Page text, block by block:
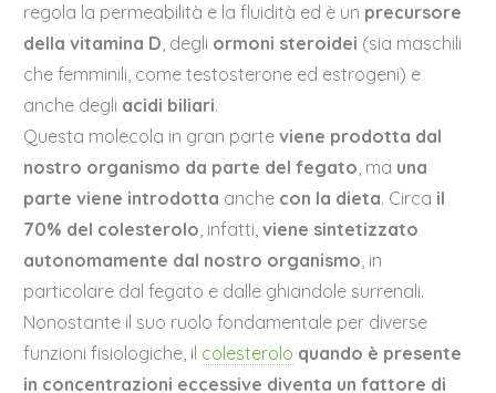
regola la permeabilità e la fluidità ed è un precursore
della vitamina D, degli ormoni steroidei (sia maschili
che femminili, come testosterone ed estrogeni) e
anche degli acidi biliari.
Questa molecola in gran parteviene prodotta dal
nostro organismo da parte del fegato, ma una
parte viene introdotta anche con la dieta. Circa il
70% del colesterolo, infatti,viene sintetizzato
autonomamente dal nostro organismo, in
particolare dal fegato e dalle ghiandole surrenali.
Nonostante il suo ruolo fondamentale per diverse
funzioni fisiologiche, il colesterolo quando è presente
in concentrazioni eccessive diventa un fattore di